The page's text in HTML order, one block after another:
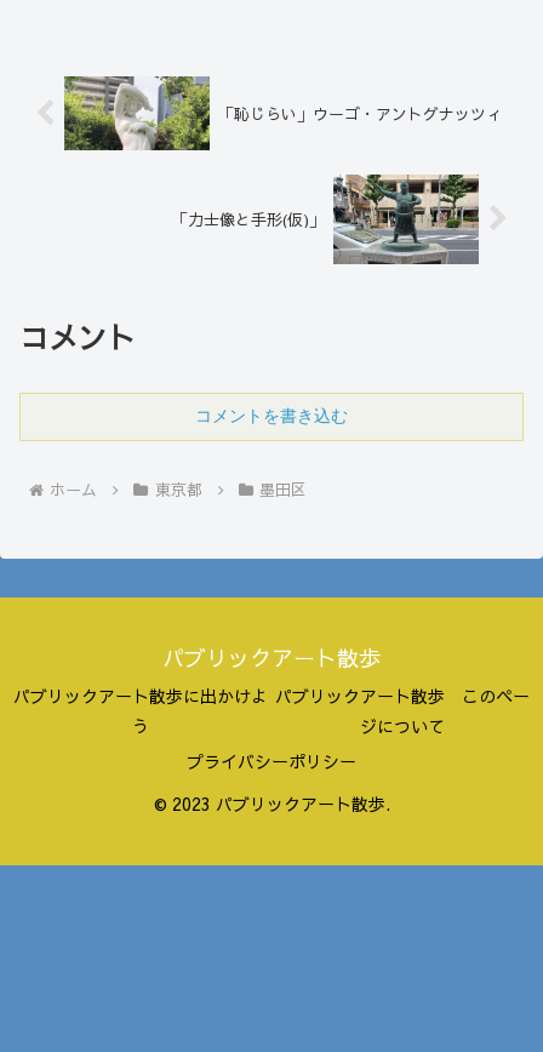
「恥じらい」ウーゴ・アントグナッツィ
「力士像と手形(仮)」
コメント
コメントを書き込む
ホーム 東京都 墨田区
パブリックアート散歩
パブリックアート散歩に出かけよ
う
パブリックアート散歩 このペー
ジについて
プライバシーポリシー
© 2023 パブリックアート散歩.